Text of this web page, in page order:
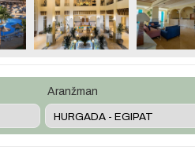
Aranžman